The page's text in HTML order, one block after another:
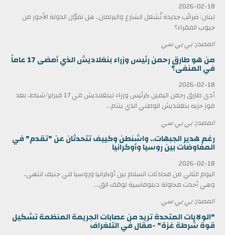
2026-02-18
لبنان: ضرائب جديدة تُشعل الشارع والبرلمان.. هل تموّل الدولة الأجور من
جيوب الفقراء؟
المصدر: بي بي سي
من هو طارق رحمن رئيس وزراء بنغلاديش الذي أمضى 17 عاماً
في المنفى؟
2026-02-18
أدى طارق رحمن اليمين كرئيس وزراء لبنغلاديش في 17 فبراير/شباط، بعد
فوز حزبه بنغلاديش الوطني الذي ينتم...
المصدر: بي بي سي
رغم هدير الجبهات.. واشنطن وكييف تتحدثان عن "تقدم" في
المفاوضات بين روسيا وأوكرانيا
2026-02-18
اليوم الثاني من محادثات السلام بين أوكرانيا وروسيا في جنيف انتهى،
وهي أحدث محاولة دبلوماسية لوقف الق...
المصدر: بي بي سي
"الولايات المتحدة تريد من عصابات الجريمة المنظمة تشكيل
قوة شرطة غزة" -مقال في التلغراف